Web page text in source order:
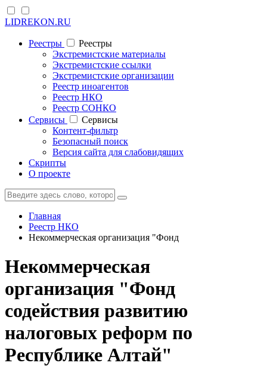
LIDREKON.RU
Реестры
Реестры
Экстремистские материалы
Экстремистские ссылки
Экстремистские организации
Реестр иноагентов
Реестр НКО
Реестр СОНКО
Cервисы
Cервисы
Контент-фильтр
Безопасный поиск
Версия сайта для слабовидящих
Скрипты
О проекте
Главная
Реестр НКО
Некоммерческая организация "Фонд
Некоммерческая
организация "Фонд
содействия развитию
налоговых реформ по
Республике Алтай"